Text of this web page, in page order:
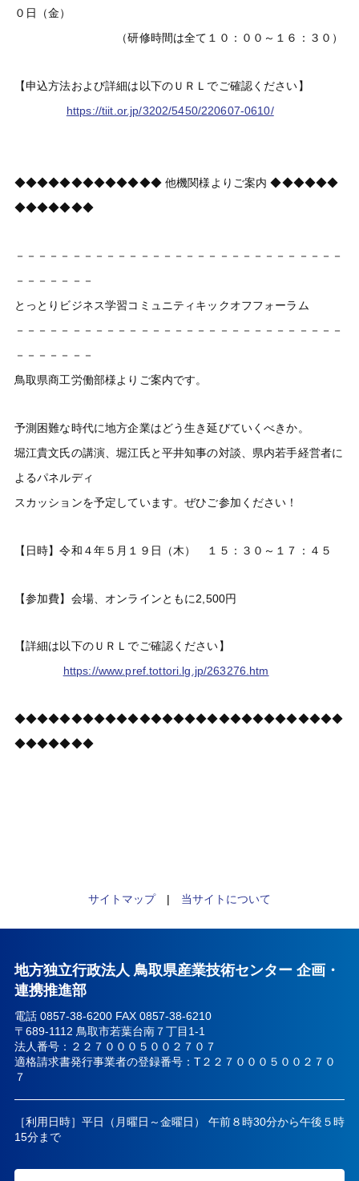
０日（金）
（研修時間は全て１０：００～１６：３０）
【申込方法および詳細は以下のＵＲＬでご確認ください】
https://tiit.or.jp/3202/5450/220607-0610/
◆◆◆◆◆◆◆◆◆◆◆◆◆ 他機関様よりご案内 ◆◆◆◆◆◆
◆◆◆◆◆◆◆
－－－－－－－－－－－－－－－－－－－－－－－－－－－－－
－－－－－－－
とっとりビジネス学習コミュニティキックオフフォーラム
－－－－－－－－－－－－－－－－－－－－－－－－－－－－－
－－－－－－－
鳥取県商工労働部様よりご案内です。
予測困難な時代に地方企業はどう生き延びていくべきか。
堀江貴文氏の講演、堀江氏と平井知事の対談、県内若手経営者に
よるパネルディ
スカッションを予定しています。ぜひご参加ください！
【日時】令和４年５月１９日（木） １５：３０～１７：４５
【参加費】会場、オンラインともに2,500円
【詳細は以下のＵＲＬでご確認ください】
https://www.pref.tottori.lg.jp/263276.htm
◆◆◆◆◆◆◆◆◆◆◆◆◆◆◆◆◆◆◆◆◆◆◆◆◆◆◆◆◆
◆◆◆◆◆◆◆
サイトマップ| 当サイトについて
地方独立行政法人 鳥取県産業技術センター 企画・
連携推進部
電話 0857-38-6200 FAX 0857-38-6210
〒689-1112 鳥取市若葉台南７丁目1-1
法人番号：２２７０００５００２７０７
適格請求書発行事業者の登録番号：T２２７０００５００２７０
７
［利用日時］平日（月曜日～金曜日） 午前８時30分から午後５時
15分まで